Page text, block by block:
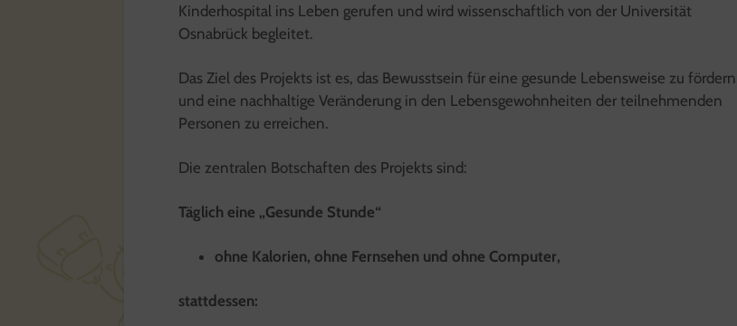
Kinderhospital ins Leben gerufen und wird wissenschaftlich von der Universität
Osnabrück begleitet.
Das Ziel des Projekts ist es, das Bewusstsein für eine gesunde Lebensweise zu fördern
und eine nachhaltige Veränderung in den Lebensgewohnheiten der teilnehmenden
Personen zu erreichen.
Die zentralen Botschaften des Projekts sind:
Täglich eine „Gesunde Stunde“
ohne Kalorien, ohne Fernsehen und ohne Computer,
stattdessen: